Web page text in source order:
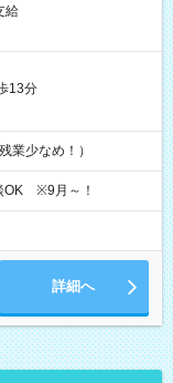
給
13分
業少なめ！）
OK ※9月～！
詳細へ